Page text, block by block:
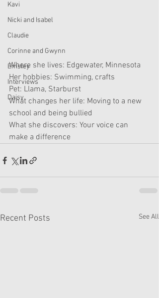
Kavi
Nicki and Isabel
Claudie
Corinne and Gwynn
Emsley
Interviews
Daisy
Where she lives: Edgewater, Minnesota
Her hobbies: Swimming, crafts
Pet: Llama, Starburst
What changes her life: Moving to a new
school and being bullied
What she discovers: Your voice can
make a difference
Recent Posts See All